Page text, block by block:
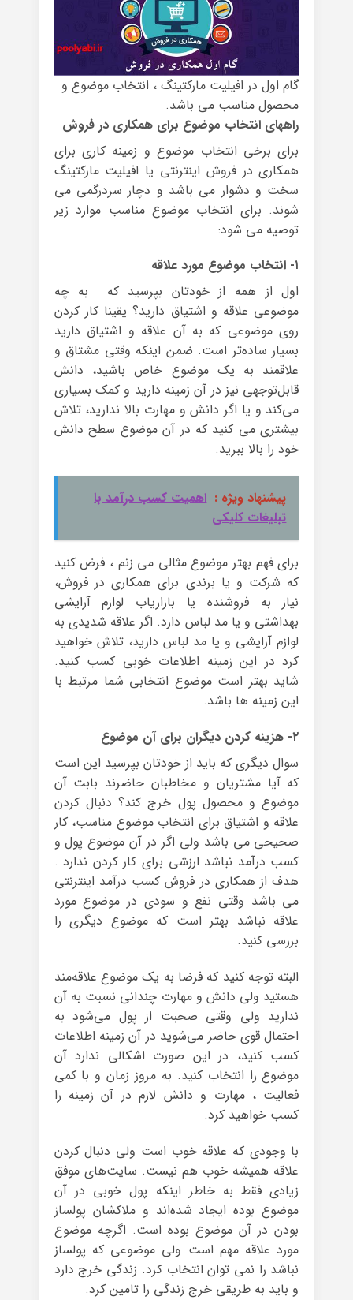
گام اول در افیلیت مارکتینگ ، انتخاب موضوع و
محصول مناسب می باشد.
راههای انتخاب موضوع برای همکاری در فروش
برای برخی انتخاب موضوع و زمینه کاری برای
همکاری در فروش اینترنتی یا افیلیت مارکتینگ
سخت و دشوار می باشد و دچار سردرگمی می
شوند. برای انتخاب موضوع مناسب موارد زیر
توصیه می شود:
۱- انتخاب موضوع مورد علاقه
اول از همه از خودتان بپرسید که به چه
موضوعی علاقه و اشتیاق دارید؟ یقینا کار کردن
روی موضوعی که به آن علاقه و اشتیاق دارید
بسیار ساده‌تر است. ضمن اینکه وقتی مشتاق و
علاقمند به یک موضوع خاص باشید، دانش
قابل‌توجهی نیز در آن زمینه دارید و کمک بسیاری
می‌کند و یا اگر دانش و مهارت بالا ندارید، تلاش
بیشتری می کنید که در آن موضوع سطح دانش
خود را بالا ببرید.
پیشنهاد ویژه : اهمیت کسب درآمد با
تبلیغات کلیکی
برای فهم بهتر موضوع مثالی می زنم ، فرض کنید
که شرکت و یا برندی برای همکاری در فروش،
نیاز به فروشنده یا بازاریاب لوازم آرایشی
بهداشتی و یا مد لباس دارد. اگر علاقه شدیدی به
لوازم آرایشی و یا مد لباس دارید، تلاش خواهید
کرد در این زمینه اطلاعات خوبی کسب کنید.
شاید بهتر است موضوع انتخابی شما مرتبط با
این زمینه ها باشد.
۲- هزینه کردن دیگران برای آن موضوع
سوال دیگری که باید از خودتان بپرسید این است
که آیا مشتریان و مخاطبان حاضرند بابت آن
موضوع و محصول پول خرج کند؟ دنبال کردن
علاقه و اشتیاق برای انتخاب موضوع مناسب، کار
صحیحی می باشد ولی اگر در آن موضوع پول و
کسب درآمد نباشد ارزشی برای کار کردن ندارد .
هدف از همکاری در فروش کسب درآمد اینترنتی
می باشد وقتی نفع و سودی در موضوع مورد
علاقه نباشد بهتر است که موضوع دیگری را
بررسی کنید.
البته توجه کنید که فرضا به یک موضوع علاقه‌مند
هستید ولی دانش و مهارت چندانی نسبت به آن
ندارید ولی وقتی صحبت از پول می‌شود به
احتمال قوی حاضر می‌شوید در آن زمینه اطلاعات
کسب کنید، در این صورت اشکالی ندارد آن
موضوع را انتخاب کنید. به مروز زمان و با کمی
فعالیت ، مهارت و دانش لازم در آن زمینه را
کسب خواهید کرد.
با وجودی که علاقه خوب است ولی دنبال کردن
علاقه همیشه خوب هم نیست. سایت‌های موفق
زیادی فقط به خاطر اینکه پول خوبی در آن
موضوع بوده ایجاد شده‌اند و ملاکشان پولساز
بودن در آن موضوع بوده است. اگرچه موضوع
مورد علاقه مهم است ولی موضوعی که پولساز
نباشد را نمی توان انتخاب کرد. زندگی خرج دارد
و باید به طریقی خرج زندگی را تامین کرد.